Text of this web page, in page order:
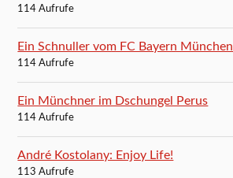
114 Aufrufe
Ein Schnuller vom FC Bayern München
114 Aufrufe
Ein Münchner im Dschungel Perus
114 Aufrufe
André Kostolany: Enjoy Life!
113 Aufrufe